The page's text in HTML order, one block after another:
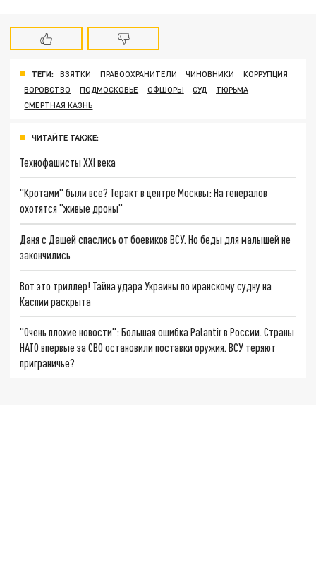
ТЕГИ: ВЗЯТКИ ПРАВООХРАНИТЕЛИ ЧИНОВНИКИ
КОРРУПЦИЯ
ВОРОВСТВО
ПОДМОСКОВЬЕ ОФШОРЫ СУД
ТЮРЬМА
СМЕРТНАЯ КАЗНЬ
ЧИТАЙТЕ ТАКЖЕ:
Технофашисты XXI века
"Кротами" были все? Теракт в центре Москвы: На генералов
охотятся "живые дроны"
Даня с Дашей спаслись от боевиков ВСУ. Но беды для малышей не
закончились
Вот это триллер! Тайна удара Украины по иранскому судну на
Каспии раскрыта
"Очень плохие новости": Большая ошибка Palantir в России. Страны
НАТО впервые за СВО остановили поставки оружия. ВСУ теряют
приграничье?